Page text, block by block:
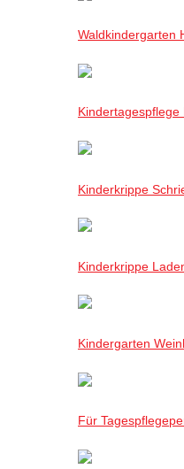
Waldkindergarten
Kindertagespflege
Kinderkrippe
Kinderkrippe
Kindergarten
Für